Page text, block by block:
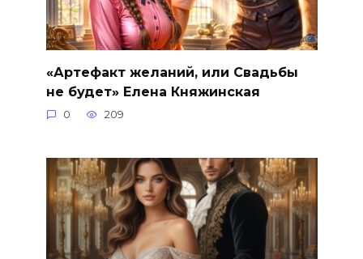
«Артефакт желаний, или Свадьбы
не будет» Елена Княжинская
0 209